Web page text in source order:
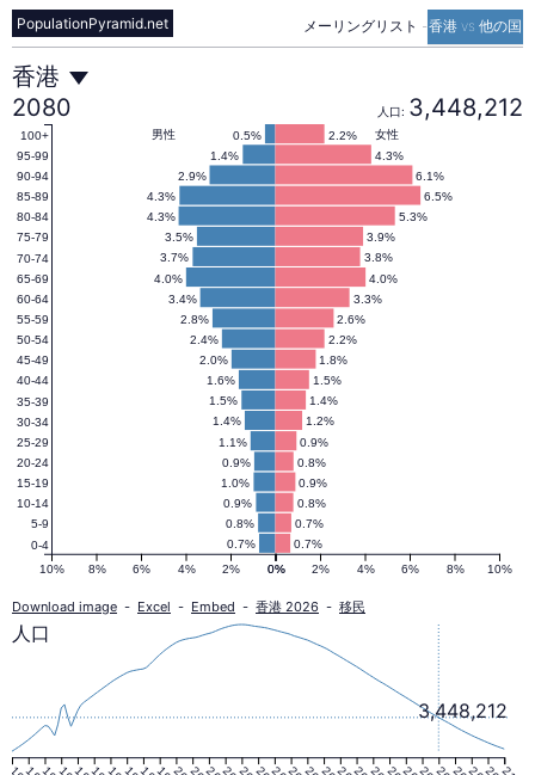
メーリングリスト -香港 vs 他の国
PopulationPyramid.net
香
港
の
人
口
ピ
ラ
ミ
ッ
2080
香港
2080
人口: 3,448,212
0.7%
0.7%
0.7%
0.8%
0.8%
0.9%
0.9%
1.0%
0.8%
0.9%
0.9%
1.1%
1.2%
1.4%
1.4%
1.5%
1.5%
1.6%
1.8%
2.0%
2.2%
2.4%
2.6%
2.8%
3.3%
3.4%
4.0%
4.0%
3.8%
3.7%
3.9%
3.5%
5.3%
4.3%
6.5%
4.3%
6.1%
2.9%
4.3%
1.4%
2.2%
0.5% 女性
男性
0% 2% 4% 6% 8% 10%
10% 8% 6% 4% 2% 0%
0-4
5-9
10-14
15-19
20-24
25-29
30-34
35-39
40-44
45-49
50-54
55-59
60-64
65-69
70-74
75-79
80-84
85-89
90-94
95-99
100+
Download image - Excel - Embed - 香港 2026 - 移民
3,448,212
人口